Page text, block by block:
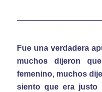
Fue una verdadera
muchos dijeron
femenino, muchos
siento que era justo